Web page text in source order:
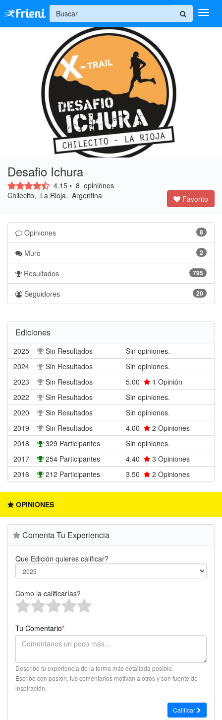
+
Desafio Ichura
4.15 • 8 opiniónes
Chilecito, La Rioja, Argentina
Favorito
8
Opiniones
2
Muro
795
Resultados
20
Seguidores
Ediciones
2025 Sin Resultados
Sin opiniones.
2024
Sin Resultados
Sin opiniones.
2023
Sin Resultados 5.00 1 Opinión
2022
Sin Resultados
Sin opiniones.
2020
Sin Resultados
Sin opiniones.
2019
Sin Resultados 4.00 2 Opiniones
2018
329 Participantes
Sin opiniones.
2017
254 Participantes 4.40 3 Opiniones
2016
212 Participantes 3.50 2 Opiniones
OPINIONES
Comenta Tu Experiencia
Que Edición quieres calificar?
Como la calificarías?
Tu Comentario*
Describe tu experiencia de la forma más detallada posible.
Escribe con pasión, tus comentarios motivan a otros y son fuente de
inspiración.
Calificar